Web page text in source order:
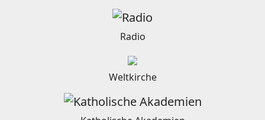
Radio
Weltkirche